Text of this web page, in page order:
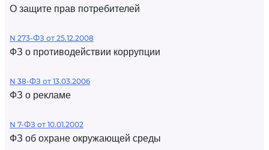
О защите прав потребителей
N 273-ФЗ от 25.12.2008
ФЗ о противодействии коррупции
N 38-ФЗ от 13.03.2006
ФЗ о рекламе
N 7-ФЗ от 10.01.2002
ФЗ об охране окружающей среды